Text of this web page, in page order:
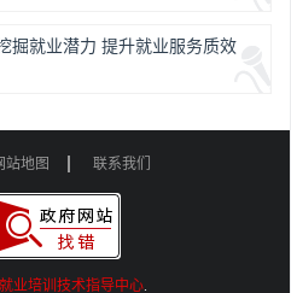
掘就业潜力 提升就业服务质效
站地图 联系我们
业培训技术指导中心.